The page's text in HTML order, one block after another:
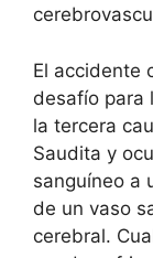
El accidente
desafío para
la tercera
Saudita y
sanguíneo a
de un vaso
cerebral.